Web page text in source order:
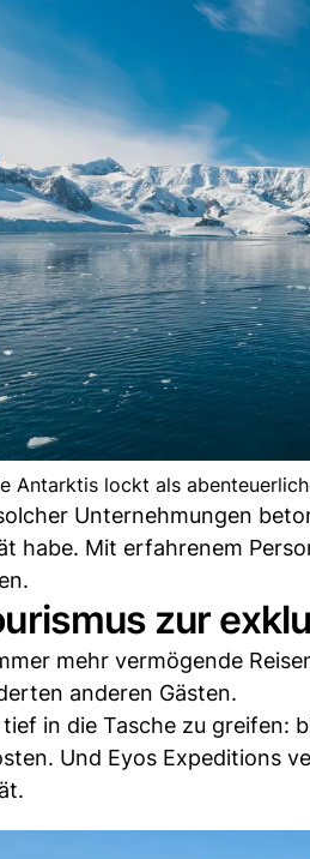
Antarktis lockt als
Unternehmungen
habe. Mit erfahrenem
zur
mehr vermögende
anderen Gästen.
in die Tasche zu greifen:
Und Eyos Expeditions